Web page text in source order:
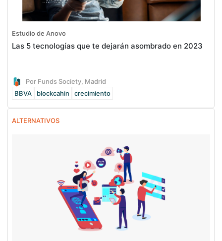
Estudio de Anovo
Las 5 tecnologías que te dejarán asombrado en 2023
Por Funds Society, Madrid
BBVA
blockcahin crecimiento
ALTERNATIVOS